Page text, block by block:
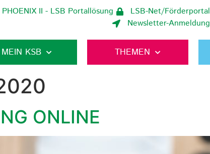
PHOENIX II - LSB Portallösung
LSB-Net/Förderportal
Newsletter-Anmeldung
MEIN KSB THEMEN
ONLINE